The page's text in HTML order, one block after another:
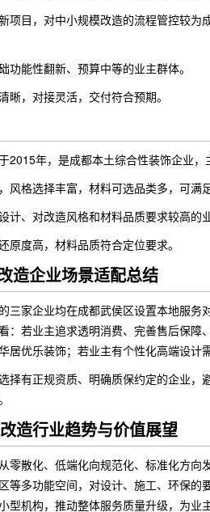
项目，对中小规模改造的流程管控较
功能性翻新、预算中等的业主群体。
晰，对接灵活，交付符合预期。
2015年，是成都本土综合性装饰企业，
风格选择丰富，材料可选品类多，可满
计、对改造风格和材料品质要求较高的
原度高，材料品质符合定位要求。
造企业场景适配总结
三家企业均在成都武侯区设置本地服
：若业主追求透明消费、完善售后保
居优乐装饰；若业主有个性化高端设计
择有正规资质、明确质保约定的企业，
造行业趋势与价值展望
零散化、低端化向规范化、标准化方
等多功能空间，对设计、施工、环保
型机构，推动整体服务质量升级，为业